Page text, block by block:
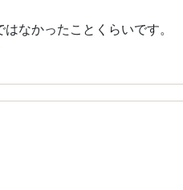
なかったことくらいです。